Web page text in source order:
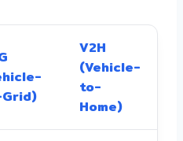
V2H
(Vehicle-
to-
Home)